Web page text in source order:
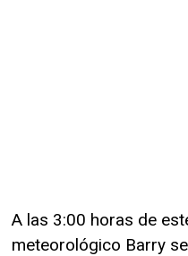
A las 3:00 horas de
meteorológico Barry